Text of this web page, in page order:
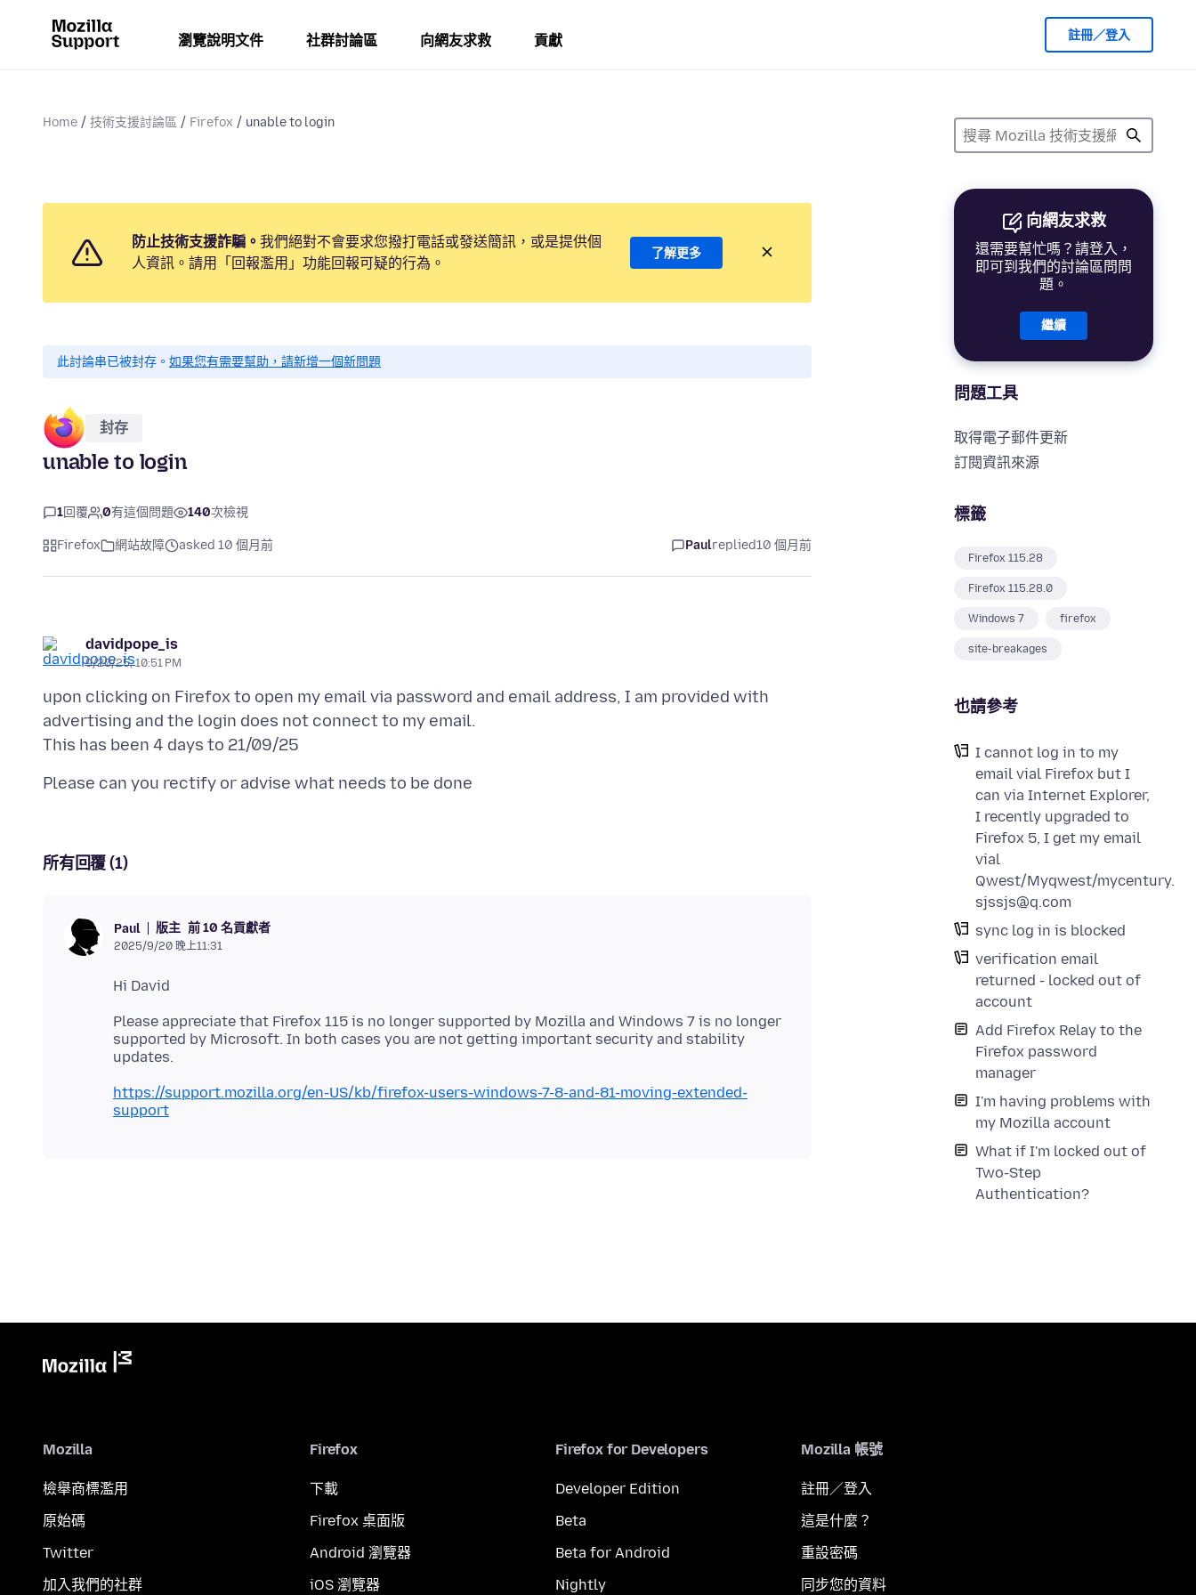
瀏覽說明文件 社群討論區 向網友求救 貢獻 註冊／登入
Home 技術支援討論區 Firefox unable to login
向網友求救
還需要幫忙嗎？請登入，
即可到我們的討論區問問
題。
繼續
問題工具
取得電子郵件更新
訂閱資訊來源
標籤
Firefox 115.28
Firefox 115.28.0
Windows 7 firefox
site-breakages
也請參考
I cannot log in to my
email vial Firefox but I
can via Internet Explorer,
I recently upgraded to
Firefox 5, I get my email
vial
Qwest/Myqwest/mycentury.
sjssjs@q.com
sync log in is blocked
verification email
returned - locked out of
account
Add Firefox Relay to the
Firefox password
manager
I'm having problems with
my Mozilla account
What if I'm locked out of
Two-Step
Authentication?
防止技術支援詐騙。 我們絕對不會要求您撥打電話或發送簡訊，或是提供個
人資訊。請用「回報濫用」功能回報可疑的行為。
了解更多
此討論串已被封存。 如果您有需要幫助，請新增一個新問題
封存
unable to login
1回覆 0有這個問題 140次檢視
Firefox 網站故障 asked 10 個月前 Paulreplied10 個月前
davidpope_is
9/20/25, 10:51 PM
upon clicking on Firefox to open my email via password and email address, I am provided with
advertising and the login does not connect to my email.
所有回覆 (1)
Paul 版主 前 10 名貢獻者
2025/9/20 晚上11:31
Please appreciate that Firefox 115 is no longer supported by Mozilla and Windows 7 is no longer
supported by Microsoft. In both cases you are not getting important security and stability
https://support.mozilla.org/en-US/kb/firefox-users-windows-7-8-and-81-moving-extended-
support
Mozilla
檢舉商標濫用
原始碼
Twitter
加入我們的社群
Firefox
下載
Firefox 桌面版
Android 瀏覽器
iOS 瀏覽器
Firefox for Developers
Developer Edition
Beta
Beta for Android
Nightly
Mozilla 帳號
註冊／登入
這是什麼？
重設密碼
同步您的資料